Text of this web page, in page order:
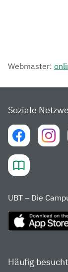
Webmaster:
Soziale
UBT – Die
Häufig